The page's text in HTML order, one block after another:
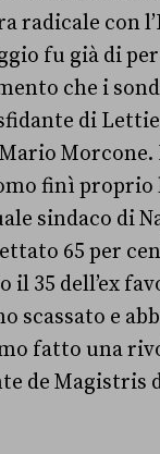
radicale con
fu già di per
che i
di
Morcone.
finì proprio
sindaco di
65 per
il 35 dell’ex
scassato e
fatto una
de Magistris